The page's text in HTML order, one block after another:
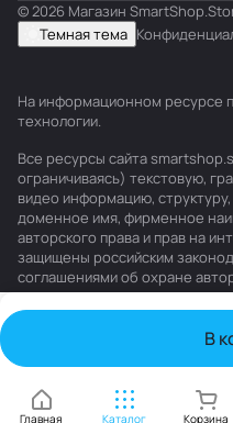
В
Главная Каталог Корзина
© 2026 Магазин
Темная тема
На информационном ресурсе
технологии.
Все ресурсы сайта
ограничиваясь) текстовую,
видео информацию,
доменное имя, фирменное
авторского права и прав на
защищены российским
соглашениями об охране